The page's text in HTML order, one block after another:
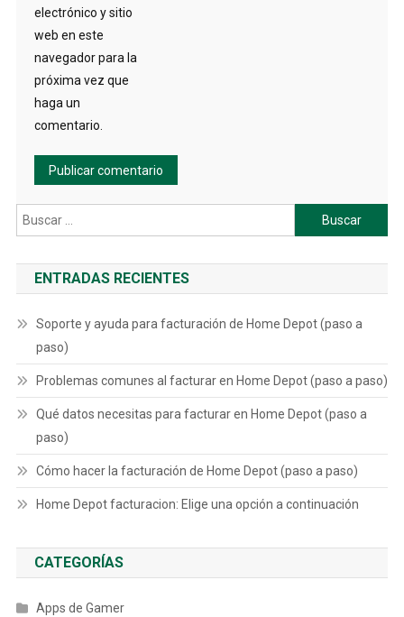
electrónico y sitio
web en este
navegador para la
próxima vez que
haga un
comentario.
Buscar:
ENTRADAS RECIENTES
Soporte y ayuda para facturación de Home Depot (paso a
paso)
Problemas comunes al facturar en Home Depot (paso a paso)
Qué datos necesitas para facturar en Home Depot (paso a
paso)
Cómo hacer la facturación de Home Depot (paso a paso)
Home Depot facturacion: Elige una opción a continuación
CATEGORÍAS
Apps de Gamer